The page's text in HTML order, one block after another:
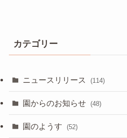
カテゴリー
ニュースリリース (114)
園からのお知らせ (48)
園のようす (52)